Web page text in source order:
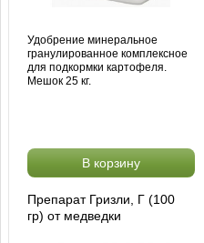
Удобрение минеральное
гранулированное комплексное
для подкормки картофеля.
Мешок 25 кг.
В корзину
Препарат Гризли, Г (100
гр) от медведки